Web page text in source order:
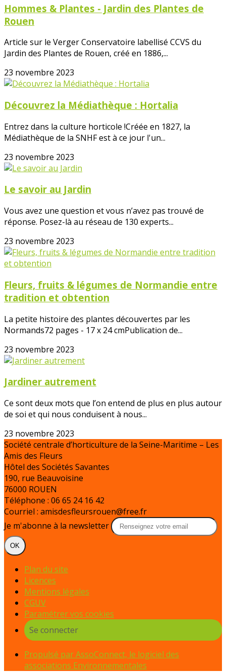
Hommes & Plantes - Jardin des Plantes de
Rouen
Article sur le Verger Conservatoire labellisé CCVS du
Jardin des Plantes de Rouen, créé en 1886,...
23 novembre 2023
Découvrez la Médiathèque : Hortalia
Entrez dans la culture horticole !Créée en 1827, la
Médiathèque de la SNHF est à ce jour l'un...
23 novembre 2023
Le savoir au Jardin
Vous avez une question et vous n’avez pas trouvé de
réponse. Posez-là au réseau de 130 experts...
23 novembre 2023
Fleurs, fruits & légumes de Normandie entre
tradition et obtention
La petite histoire des plantes découvertes par les
Normands72 pages - 17 x 24 cmPublication de...
23 novembre 2023
Jardiner autrement
Ce sont deux mots que l’on entend de plus en plus autour
de soi et qui nous conduisent à nous...
23 novembre 2023
Société centrale d’horticulture de la Seine-Maritime – Les
Amis des Fleurs
Hôtel des Sociétés Savantes
190, rue Beauvoisine
76000 ROUEN
Téléphone : 06 65 24 16 42
Courriel : amisdesfleursrouen@free.fr
Je m'abonne à la newsletter
OK
Plan du site
Licences
Mentions légales
CGUV
Paramétrer vos cookies
Se connecter
Propulsé par AssoConnect, le logiciel des
associations Environnementales